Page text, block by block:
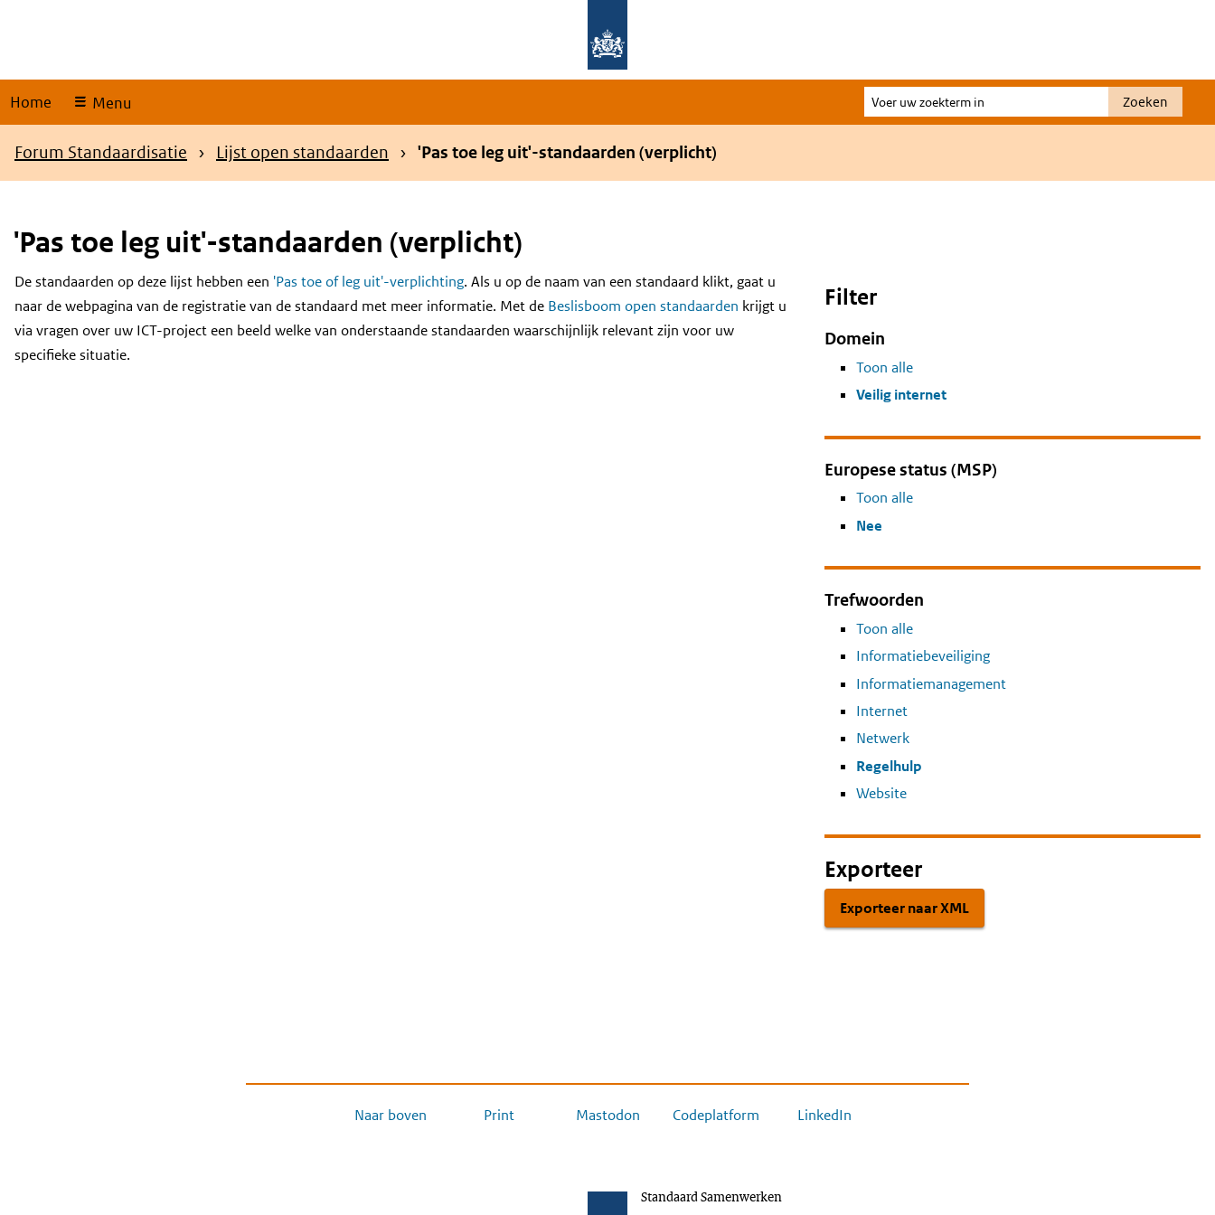
Home Menu
Voer
uw
Zoeken
Kruimelpad
Forum Standaardisatie Lijst open standaarden 'Pas toe leg uit'-standaarden (verplicht)
'Pas toe leg uit'-standaarden (verplicht)
Content
De standaarden op deze lijst hebben een 'Pas toe of leg uit'-verplichting. Als u op de naam van een standaard klikt, gaat u
naar de webpagina van de registratie van de standaard met meer informatie. Met de Beslisboom open standaarden krijgt u
via vragen over uw ICT-project een beeld welke van onderstaande standaarden waarschijnlijk relevant zijn voor uw
specifieke situatie.
Filter
Domein
Toon alle
Veilig internet
Europese status (MSP)
Toon alle
Nee
Trefwoorden
Toon alle
Informatiebeveiliging
Informatiemanagement
Internet
Netwerk
Regelhulp
Website
Exporteer
Exporteer naar XML
Naar boven Print Mastodon Codeplatform LinkedIn
Standaard Samenwerken